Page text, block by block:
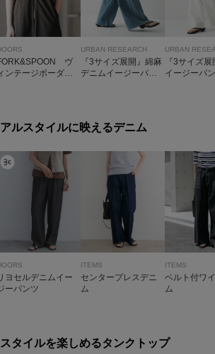
ヴ
ンテージボーダーT
URBAN RESEARCH
『3サイズ展開』綿麻
デニムイージーパン
URBAN
『3サイズ
イージーパ
ルスタイルに映えるデニム
ヨセルデニムイー
ーパンツ
ITEMS
センタープレスデニ
ム
ITEMS
ベルト付ワ
ム
タイルを楽しめるタンクトップ